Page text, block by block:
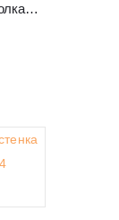
Небольшая стенка подставка с полками для телевизора Maze 2